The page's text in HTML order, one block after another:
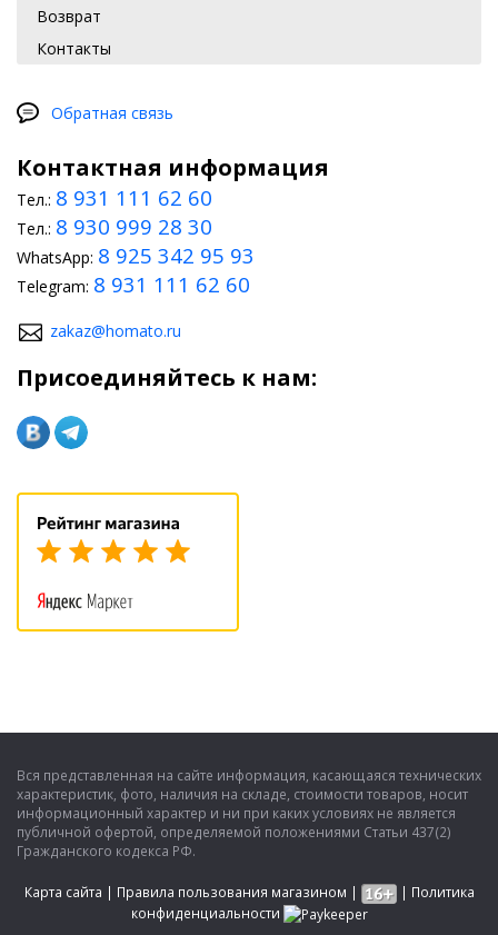
Возврат
Контакты
Обратная связь
Контактная информация
Тел.: 8 931 111 62 60
Тел.: 8 930 999 28 30
WhatsApp: 8 925 342 95 93
Telegram: 8 931 111 62 60
zakaz@homato.ru
Присоединяйтесь к нам:
Вся представленная на сайте информация, касающаяся технических
характеристик, фото, наличия на складе, стоимости товаров, носит
информационный характер и ни при каких условиях не является
публичной офертой, определяемой положениями Статьи 437(2)
Гражданского кодекса РФ.
Карта сайта | Правила пользования магазином | | Политика
конфиденциальности